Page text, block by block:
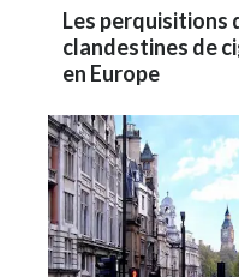
Les perquisitions
clandestines de
en Europe